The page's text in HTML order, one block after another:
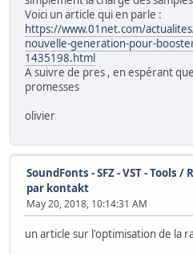
Voici un article qui en parle :
https://www.01net.com/
nouvelle-generation-pour-
1435198.html
A suivre de pres , en espérant
promesses
olivier
SoundFonts - SFZ - VST - Tools /
par kontakt
May 20, 2018, 10:14:31 AM
un article sur l'optimisation de la